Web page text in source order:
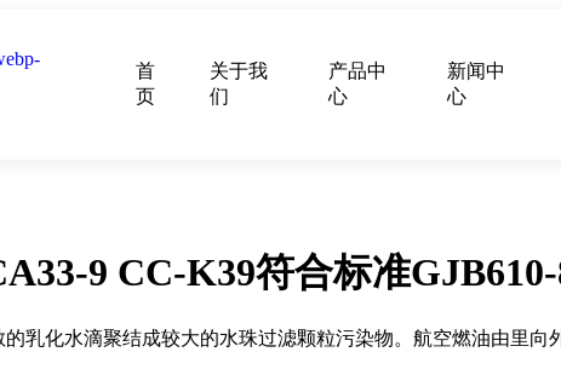
首
页
关于我
们
产品中
心
新闻中
心
9 CC-K39符合标准
乳化水滴聚结成较大的水珠过滤颗粒污染物。航空燃油由里